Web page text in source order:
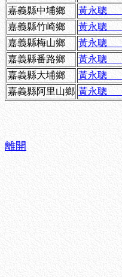
嘉義縣中埔鄉
黃永聰
嘉義縣竹崎鄉
黃永聰
嘉義縣梅山鄉
黃永聰
嘉義縣番路鄉
黃永聰
嘉義縣大埔鄉
黃永聰
嘉義縣阿里山鄉 黃永聰
離開